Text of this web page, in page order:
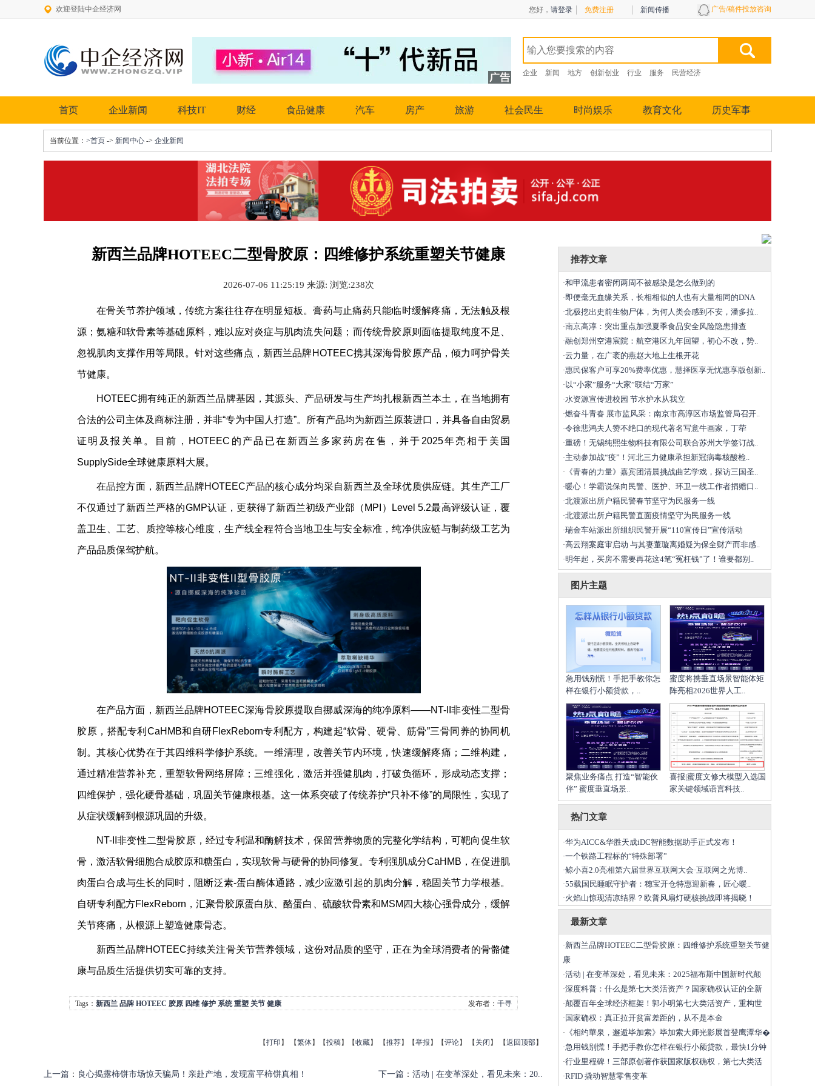
欢迎登陆中企经济网 您好， 请登录 免费注册 新闻传播 广告/稿件投放咨询
企业 新闻 地方 创新创业 行业 服务 民营经济
首页 企业新闻 科技IT 财经 食品健康 汽车 房产 旅游 社会民生 时尚娱乐 教育文化 历史军事
当前位置： >首页 -> 新闻中心 -> 企业新闻
新西兰品牌HOTEEC二型骨胶原：四维修护系统重塑关节健康
2026-07-06 11:25:19 来源: 浏览:238次
在骨关节养护领域，传统方案往往存在明显短板。膏药与止痛药只能临时缓解疼痛，无法触及根
源；氨糖和软骨素等基础原料，难以应对炎症与肌肉流失问题；而传统骨胶原则面临提取纯度不足、
忽视肌肉支撑作用等局限。针对这些痛点，新西兰品牌HOTEEC携其深海骨胶原产品，倾力呵护骨关
节健康。
HOTEEC拥有纯正的新西兰品牌基因，其源头、产品研发与生产均扎根新西兰本土，在当地拥有
合法的公司主体及商标注册，并非“专为中国人打造”。所有产品均为新西兰原装进口，并具备自由贸易
证明及报关单。目前，HOTEEC的产品已在新西兰多家药房在售，并于2025年亮相于美国
SupplySide全球健康原料大展。
在品控方面，新西兰品牌HOTEEC产品的核心成分均采自新西兰及全球优质供应链。其生产工厂
不仅通过了新西兰严格的GMP认证，更获得了新西兰初级产业部（MPI）Level 5.2最高评级认证，覆
盖卫生、工艺、质控等核心维度，生产线全程符合当地卫生与安全标准，纯净供应链与制药级工艺为
产品品质保驾护航。
在产品方面，新西兰品牌HOTEEC深海骨胶原提取自挪威深海的纯净原料——NT-II非变性二型骨
胶原，搭配专利CaHMB和自研FlexReborn专利配方，构建起“软骨、硬骨、筋骨”三骨同养的协同机
制。其核心优势在于其四维科学修护系统。一维清理，改善关节内环境，快速缓解疼痛；二维构建，
通过精准营养补充，重塑软骨网络屏障；三维强化，激活并强健肌肉，打破负循环，形成动态支撑；
四维保护，强化硬骨基础，巩固关节健康根基。这一体系突破了传统养护“只补不修”的局限性，实现了
从症状缓解到根源巩固的升级。
NT-II非变性二型骨胶原，经过专利温和酶解技术，保留营养物质的完整化学结构，可靶向促生软
骨，激活软骨细胞合成胶原和糖蛋白，实现软骨与硬骨的协同修复。专利强肌成分CaHMB，在促进肌
肉蛋白合成与生长的同时，阻断泛素-蛋白酶体通路，减少应激引起的肌肉分解，稳固关节力学根基。
自研专利配方FlexReborn，汇聚骨胶原蛋白肽、酪蛋白、硫酸软骨素和MSM四大核心强骨成分，缓解
关节疼痛，从根源上塑造健康骨态。
新西兰品牌HOTEEC持续关注骨关节营养领域，这份对品质的坚守，正在为全球消费者的骨骼健
康与品质生活提供切实可靠的支持。
Tags： 新西兰 品牌 HOTEEC 胶原 四维 修护 系统 重塑 关节 健康 发布者： 千寻
【打印 】 【繁体】【投稿】【收藏】 【推荐】【举报 】【评论】 【 关闭 】 【返回顶部】
上一篇 ： 良心揭露柿饼市场惊天骗局！亲赴产地，发现富平柿饼真相！ 下一篇 ： 活动 | 在变革深处，看见未来：20..
推荐文章
·和甲流患者密闭两周不被感染是怎么做到的
·即便毫无血缘关系，长相相似的人也有大量相同的DNA
·北极挖出史前生物尸体，为何人类会感到不安，潘多拉..
·南京高淳：突出重点加强夏季食品安全风险隐患排查
·融创郑州空港宸院：航空港区九年回望，初心不改，势..
·云力量，在广袤的燕赵大地上生根开花
·惠民保客户可享20%费率优惠，慧择医享无忧惠享版创新..
· 以“小家”服务“大家”联结“万家”
·水资源宣传进校园 节水护水从我立
·燃奋斗青春 展市监风采：南京市高淳区市场监管局召开..
·令徐悲鸿夫人赞不绝口的现代著名写意牛画家，丁荦
·重磅！无锡纯熙生物科技有限公司联合苏州大学签订战..
·主动参加战“疫”！河北三力健康承担新冠病毒核酸检..
· 《青春的力量》嘉宾团清晨挑战曲艺学戏，探访三国圣..
·暖心！学霸说保向民警、医护、环卫一线工作者捐赠口..
·北渡派出所户籍民警春节坚守为民服务一线
·北渡派出所户籍民警直面疫情坚守为民服务一线
·瑞金车站派出所组织民警开展“110宣传日”宣传活动
·高云翔案庭审启动 与其妻董璇离婚疑为保全财产而非感..
·明年起，买房不需要再花这4笔“冤枉钱”了！谁要都别..
图片主题
急用钱别慌！手把手教你怎
样在银行小额贷款，..
蜜度将携垂直场景智能体矩
阵亮相2026世界人工..
聚焦业务痛点 打造“智能伙
伴” 蜜度垂直场景..
喜报|蜜度文修大模型入选国
家关键领域语言科技..
热门文章
·华为AICC&华胜天成iDC智能数据助手正式发布！
·一个铁路工程标的“特殊部署”
·鲸小喜2.0亮相第六届世界互联网大会·互联网之光博..
·55载国民睡眠守护者：穗宝开仓特惠迎新春，匠心暖..
·火焰山惊现清凉结界？欧普风扇灯硬核挑战即将揭晓！
最新文章
·新西兰品牌HOTEEC二型骨胶原：四维修护系统重塑关节健
康
·活动 | 在变革深处，看见未来：2025福布斯中国新时代颠
·深度科普：什么是第七大类活资产？国家确权认证的全新
·颠覆百年全球经济框架！郭小明第七大类活资产，重构世
· 国家确权：真正拉开贫富差距的，从不是本金
· 《相约華泉，邂逅毕加索》毕加索大师光影展首登鹰潭华�
·急用钱别慌！手把手教你怎样在银行小额贷款，最快1分钟
·行业里程碑！三部原创著作获国家版权确权，第七大类活
·RFID 撬动智慧零售变革